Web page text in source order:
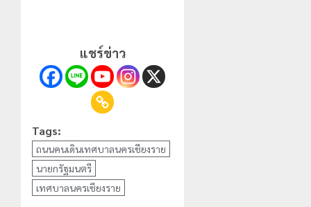
แชร์ข่าว
Tags:
ถนนคนเดินเทศบาลนครเชียงราย
นายกรัฐมนตรี
เทศบาลนครเชียงราย